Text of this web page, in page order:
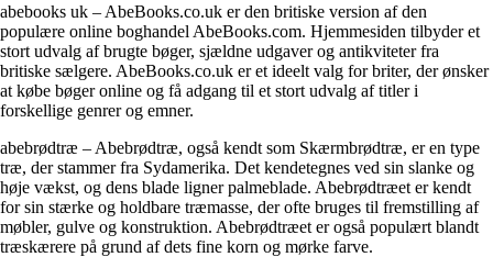
abebooks uk – AbeBooks.co.uk er den britiske version af den
populære online boghandel AbeBooks.com. Hjemmesiden tilbyder et
stort udvalg af brugte bøger, sjældne udgaver og antikviteter fra
britiske sælgere. AbeBooks.co.uk er et ideelt valg for briter, der ønsker
at købe bøger online og få adgang til et stort udvalg af titler i
forskellige genrer og emner.
abebrødtræ – Abebrødtræ, også kendt som Skærmbrødtræ, er en type
træ, der stammer fra Sydamerika. Det kendetegnes ved sin slanke og
høje vækst, og dens blade ligner palmeblade. Abebrødtræet er kendt
for sin stærke og holdbare træmasse, der ofte bruges til fremstilling af
møbler, gulve og konstruktion. Abebrødtræet er også populært blandt
træskærere på grund af dets fine korn og mørke farve.